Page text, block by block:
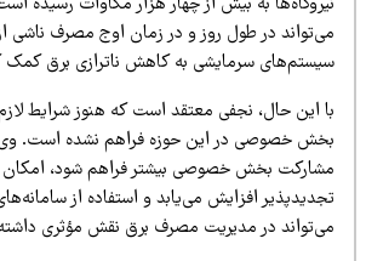
در طول روز و در زمان اوج مصرف ناشی از
سرمایشی به کاهش ناترازی برق کمک کند.
این حال، نجفی معتقد است که هنوز شرایط لازم
خصوصی در این حوزه فراهم نشده است. وی تأکید
بخش خصوصی بیشتر فراهم شود، امکان توسعه
افزایش می‌یابد و استفاده از سامانه‌های
در مدیریت مصرف برق نقش مؤثری داشته